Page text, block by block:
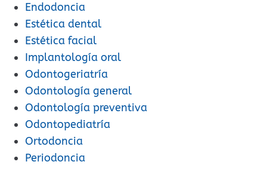
Endodoncia
Estética dental
Estética facial
Implantología oral
Odontogeriatría
Odontología general
Odontología preventiva
Odontopediatría
Ortodoncia
Periodoncia